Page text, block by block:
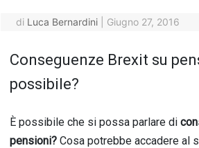
di Luca Bernardini Giugno 27, 2016
Conseguenze Brexit su
possibile?
È possibile che si possa parlare di
pensioni? Cosa potrebbe accadere al